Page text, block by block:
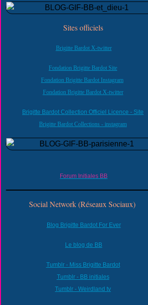
Sites officiels
Brigitte Bardot X-twitter
Fondation Brigitte Bardot Site
Fondation Brigitte Bardot Instagram
Fondation Brigitte Bardot X-twitter
Brigitte Bardot Collection Officiel Licence - Site
Brigitte Bardot Collections - instagram
Forum Initiales BB
Social Network (Réseaux Sociaux)
Blog Brigitte Bardot For Ever
Le blog de BB
Tumblr - Miss Brigitte Bardot
Tumblr - BB initiales
Tumblr - Weirdland tv